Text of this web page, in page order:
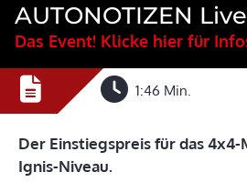
AUTONOTIZEN
Das Event! Klicke hier für
1:46 Min.
Der Einstiegspreis für das
Ignis-Niveau.